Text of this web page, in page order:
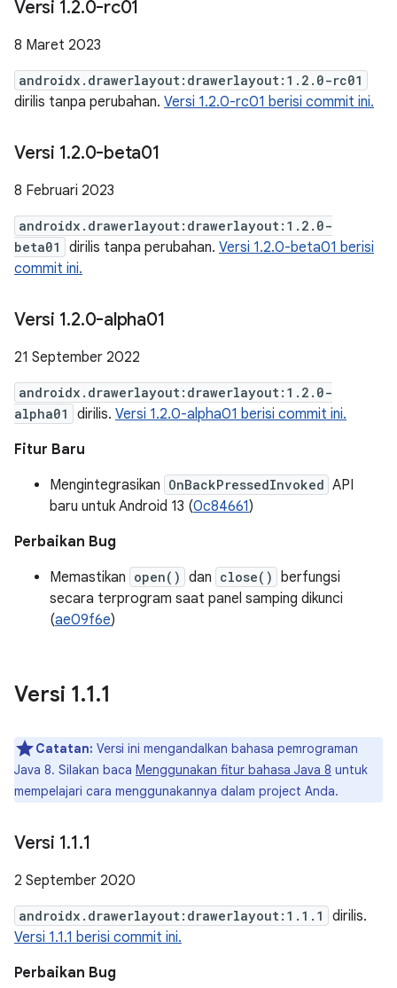
Versi 1.2.0-rc01
8 Maret 2023
androidx.drawerlayout:drawerlayout:1.2.0-rc01
dirilis tanpa perubahan. Versi 1.2.0-rc01 berisi commit ini.
Versi 1.2.0-beta01
8 Februari 2023
androidx.drawerlayout:drawerlayout:1.2.0-
beta01
dirilis tanpa perubahan. Versi 1.2.0-beta01 berisi
commit ini.
Versi 1.2.0-alpha01
21 September 2022
androidx.drawerlayout:drawerlayout:1.2.0-
alpha01
dirilis. Versi 1.2.0-alpha01 berisi commit ini.
Fitur Baru
Mengintegrasikan OnBackPressedInvoked API
baru untuk Android 13 (0c84661)
Perbaikan Bug
Memastikan open() dan close() berfungsi
secara terprogram saat panel samping dikunci
(ae09f6e)
Versi 1.1.1
Catatan: Versi ini mengandalkan bahasa pemrograman
Java 8. Silakan baca Menggunakan fitur bahasa Java 8 untuk
mempelajari cara menggunakannya dalam project Anda.
Versi 1.1.1
2 September 2020
androidx.drawerlayout:drawerlayout:1.1.1
dirilis.
Versi 1.1.1 berisi commit ini.
Perbaikan Bug